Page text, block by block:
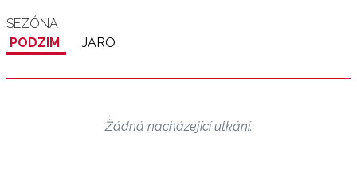
SEZÓNA
PODZIM
JARO
Žádná nacházející utkání.